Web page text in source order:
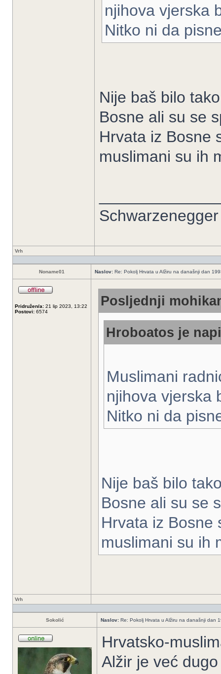
njihova vjerska
Nitko ni da
Nije baš bilo
Bosne ali su se
Hrvata iz Bosne
muslimani su ih
Vrh
Noname01 Naslov: Re: Pokolj Hrvata u Alžiru na današnji dan
Pridružen/a: 21 lip 2023, 13:22
Postovi: 6574
Posljednji
Hroboatos je
Muslimani
njihova vjerska
Nitko ni da
Nije baš bilo
Bosne ali su se
Hrvata iz Bosne
muslimani su ih
Vrh
Sokolić Naslov: Re: Pokolj Hrvata u Alžiru na današnji dan
Hrvatsko-
Alžir je već